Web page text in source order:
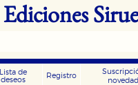
Ediciones
Lista de
deseos
Registro